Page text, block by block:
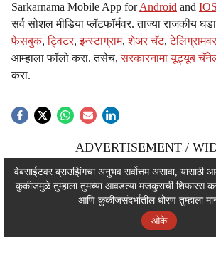
Sarkarnama Mobile App forAndroid and IOS
सर्व सोशल मीडिया प्लॅटफॉर्मवर. ताज्या राजकीय
फेसबुक,ट्विटर,इन्स्टाग्राम,शेअर चॅट,टेलिग्रामवर
आम्हाला फॉलो करा. तसेच,सरकारनामा यूट्यूब
करा.
ADVERTISEMENT /
ADVERTISEMENT /
ADVERTISEMENT /
वेबसाईटवर ब्राउझिंगचा अनुभव सर्वोत्तम असावा, यासाठी
कुकीजमुळे तुम्हाला तुमच्या आवडत्या मजकुराची शिफारस
आणि कुकीजसंदर्भातील धोरण तुम्हाला
ओके